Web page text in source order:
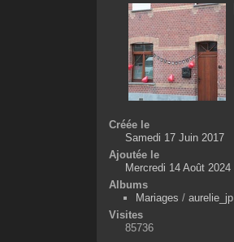
Créée le
Samedi 17 Juin 2017
Ajoutée le
Mercredi 14 Août 2024
Albums
Mariages / aurelie_jp
Visites
85736